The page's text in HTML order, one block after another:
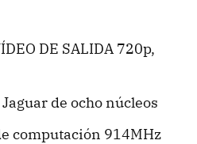
DE SALIDA 720p,
de ocho núcleos
computación 914MHz